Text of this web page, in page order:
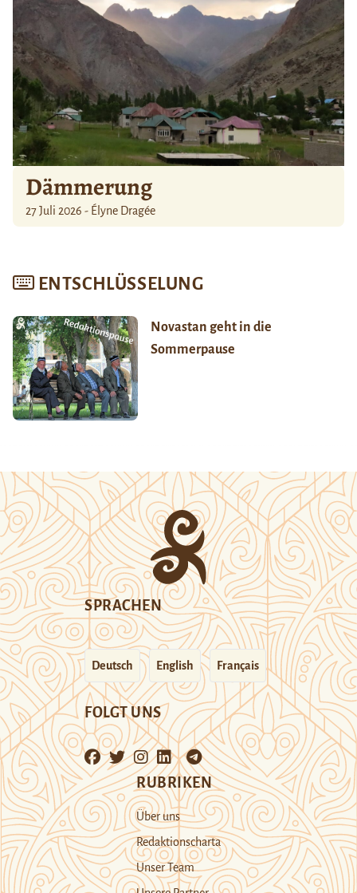
Dämmerung
27 Juli 2026 - Élyne Dragée
ENTSCHLÜSSELUNG
Novastan geht in die
Sommerpause
SPRACHEN
Deutsch English Français
FOLGT UNS
RUBRIKEN
Über uns
Redaktionscharta
Unser Team